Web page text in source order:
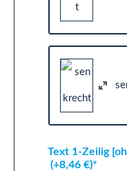
Text 1-Zeilig
(+8,46 €)*